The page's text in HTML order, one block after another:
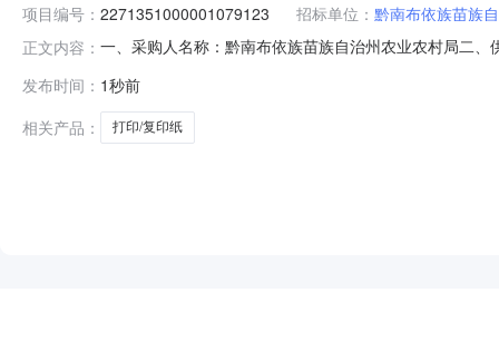
项目编号： 2271351000001079123 招标单位： 黔南布依族苗族
正文内容： 一、采购人名称：黔南布依族苗族自治州农业农村局二
A470g打印/复印纸小钢炮/TOPGUN红标小钢炮A470g,
发布时间： 1秒前
相关产品：
打印/复印纸